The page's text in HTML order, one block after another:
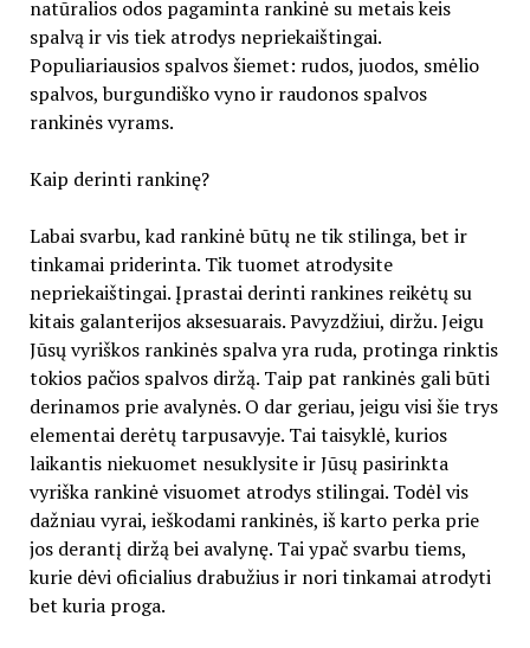
natūralios odos pagaminta rankinė su metais keis
spalvą ir vis tiek atrodys nepriekaištingai.
Populiariausios spalvos šiemet: rudos, juodos, smėlio
spalvos, burgundiško vyno ir raudonos spalvos
rankinės vyrams.
Kaip derinti rankinę?
Labai svarbu, kad rankinė būtų ne tik stilinga, bet ir
tinkamai priderinta. Tik tuomet atrodysite
nepriekaištingai. Įprastai derinti rankines reikėtų su
kitais galanterijos aksesuarais. Pavyzdžiui, diržu. Jeigu
Jūsų vyriškos rankinės spalva yra ruda, protinga rinktis
tokios pačios spalvos diržą. Taip pat rankinės gali būti
derinamos prie avalynės. O dar geriau, jeigu visi šie trys
elementai derėtų tarpusavyje. Tai taisyklė, kurios
laikantis niekuomet nesuklysite ir Jūsų pasirinkta
vyriška rankinė visuomet atrodys stilingai. Todėl vis
dažniau vyrai, ieškodami rankinės, iš karto perka prie
jos derantį diržą bei avalynę. Tai ypač svarbu tiems,
kurie dėvi oficialius drabužius ir nori tinkamai atrodyti
bet kuria proga.